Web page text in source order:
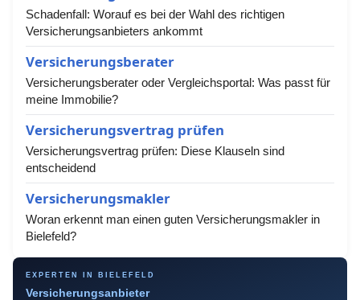
Schadenfall: Worauf es bei der Wahl des richtigen
Versicherungsanbieters ankommt
Versicherungsberater
Versicherungsberater oder Vergleichsportal: Was passt für
meine Immobilie?
Versicherungsvertrag prüfen
Versicherungsvertrag prüfen: Diese Klauseln sind
entscheidend
Versicherungsmakler
Woran erkennt man einen guten Versicherungsmakler in
Bielefeld?
EXPERTEN IN BIELEFELD
Versicherungsanbieter